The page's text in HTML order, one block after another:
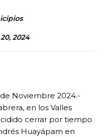
2024
Noviembre 2024.-
en los Valles
cerrar por tiempo
Huayápam en